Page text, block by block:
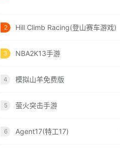
2 Hill Climb Racing(登山赛车游戏)
3 NBA2K13手游
4 模拟山羊免费版
5 萤火突击手游
6 Agent17(特工17)